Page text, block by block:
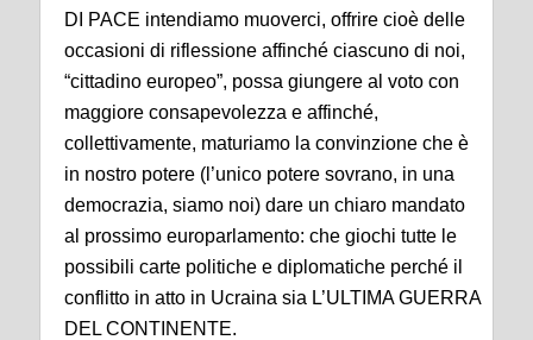
DI PACE intendiamo muoverci, offrire cioè delle
occasioni di riflessione affinché ciascuno di noi,
“cittadino europeo”, possa giungere al voto con
maggiore consapevolezza e affinché,
collettivamente, maturiamo la convinzione che è
in nostro potere (l’unico potere sovrano, in una
democrazia, siamo noi) dare un chiaro mandato
al prossimo europarlamento: che giochi tutte le
possibili carte politiche e diplomatiche perché il
conflitto in atto in Ucraina sia L’ULTIMA GUERRA
DEL CONTINENTE.